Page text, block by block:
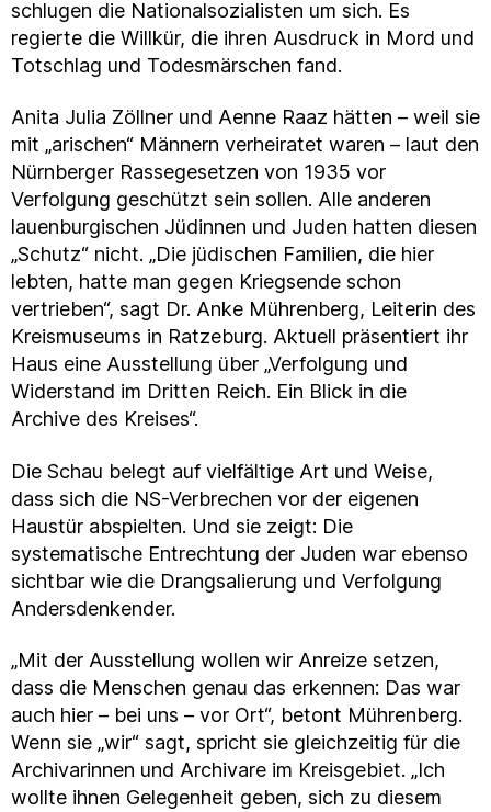
schlugen die Nationalsozialisten um sich. Es
regierte die Willkür, die ihren Ausdruck in Mord und
Totschlag und Todesmärschen fand.
Anita Julia Zöllner und Aenne Raaz hätten – weil sie
mit „arischen“ Männern verheiratet waren – laut den
Nürnberger Rassegesetzen von 1935 vor
Verfolgung geschützt sein sollen. Alle anderen
lauenburgischen Jüdinnen und Juden hatten diesen
„Schutz“ nicht. „Die jüdischen Familien, die hier
lebten, hatte man gegen Kriegsende schon
vertrieben“, sagt Dr. Anke Mührenberg, Leiterin des
Kreismuseums in Ratzeburg. Aktuell präsentiert ihr
Haus eine Ausstellung über „Verfolgung und
Widerstand im Dritten Reich. Ein Blick in die
Archive des Kreises“.
Die Schau belegt auf vielfältige Art und Weise,
dass sich die NS-Verbrechen vor der eigenen
Haustür abspielten. Und sie zeigt: Die
systematische Entrechtung der Juden war ebenso
sichtbar wie die Drangsalierung und Verfolgung
Andersdenkender.
„Mit der Ausstellung wollen wir Anreize setzen,
dass die Menschen genau das erkennen: Das war
auch hier – bei uns – vor Ort“, betont Mührenberg.
Wenn sie „wir“ sagt, spricht sie gleichzeitig für die
Archivarinnen und Archivare im Kreisgebiet. „Ich
wollte ihnen Gelegenheit geben, sich zu diesem